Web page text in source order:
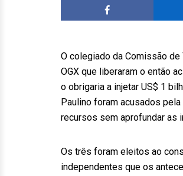
O colegiado da Comissão
OGX que liberaram o então
o obrigaria a injetar US$ 1
Paulino foram acusados
recursos sem aprofundar as
Os três foram eleitos ao
independentes que os